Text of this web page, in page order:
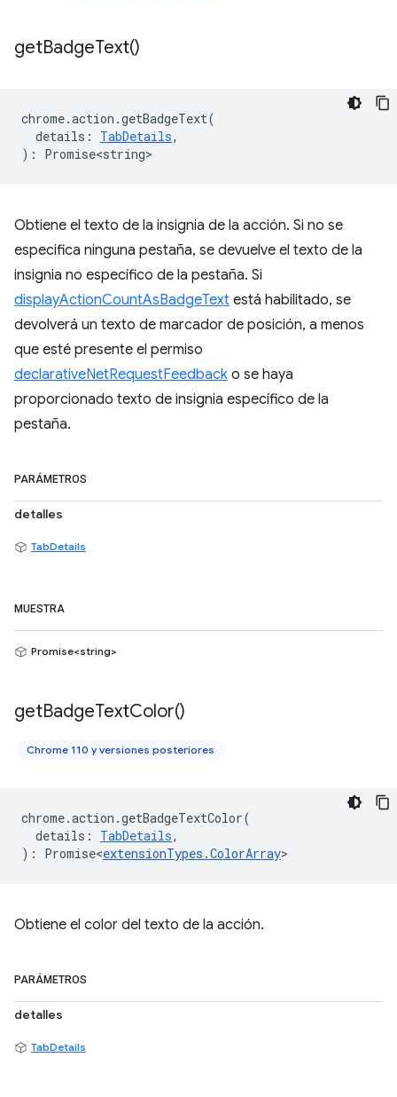
getBadgeText()
chrome.action .getBadgeText(
details : TabDetails,
) : Promise<string>
Obtiene el texto de la insignia de la acción. Si no se
especifica ninguna pestaña, se devuelve el texto de la
insignia no específico de la pestaña. Si
displayActionCountAsBadgeText está habilitado, se
devolverá un texto de marcador de posición, a menos
que esté presente el permiso
declarativeNetRequestFeedback o se haya
proporcionado texto de insignia específico de la
pestaña.
PARÁMETROS
detalles
TabDetails
MUESTRA
Promise<string>
getBadgeTextColor()
Chrome 110 y versiones posteriores
chrome.action .getBadgeTextColor(
details : TabDetails,
) : Promise<extensionTypes .ColorArray>
Obtiene el color del texto de la acción.
PARÁMETROS
detalles
TabDetails